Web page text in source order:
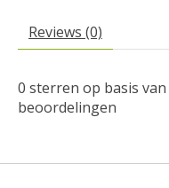
Reviews (0)
0 sterren op basis van
beoordelingen